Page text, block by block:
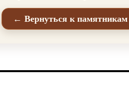
← Вернуться к памятникам